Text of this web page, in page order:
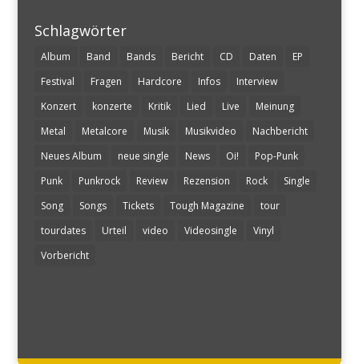
Schlagwörter
Album Band Bands Bericht CD Daten
EP
Festival
Fragen Hardcore Infos
Interview
Konzert
konzerte Kritik Lied Live
Meinung
Metal
Metalcore Musik Musikvideo
Nachbericht
Neues Album
neue single News Oi!
Pop-Punk
Punk
Punkrock Review Rezension Rock
Single
Song
Songs Tickets Tough Magazine
tour
tourdates
Urteil video Videosingle
Vinyl
Vorbericht